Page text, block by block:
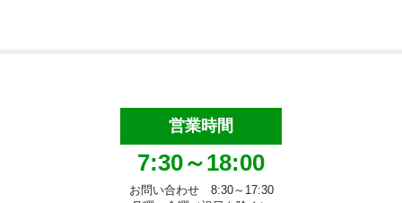
目的別床洗浄剤
営業時間
7:30～18:00
お問い合わせ 8:30～17:30